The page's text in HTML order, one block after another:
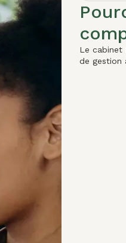
Le cabinet
de gestion